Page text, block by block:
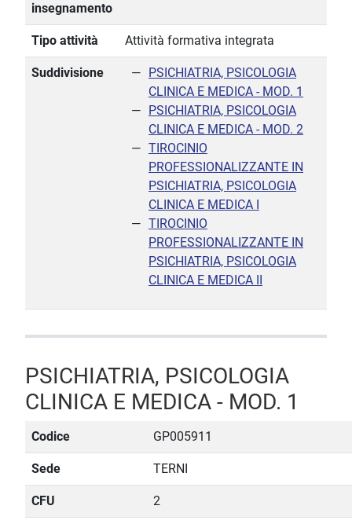
insegnamento
Tipo attività Attività formativa integrata
Suddivisione
PSICHIATRIA, PSICOLOGIA
CLINICA E MEDICA - MOD. 1
PSICHIATRIA, PSICOLOGIA
CLINICA E MEDICA - MOD. 2
TIROCINIO
PROFESSIONALIZZANTE IN
PSICHIATRIA, PSICOLOGIA
CLINICA E MEDICA I
TIROCINIO
PROFESSIONALIZZANTE IN
PSICHIATRIA, PSICOLOGIA
CLINICA E MEDICA II
PSICHIATRIA, PSICOLOGIA
CLINICA E MEDICA - MOD. 1
Codice GP005911
Sede TERNI
CFU 2